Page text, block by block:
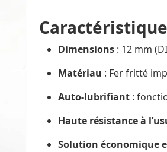
Dimensions : 12 mm
Matériau : Fer fritté
Auto-lubrifiant :
Haute résistance à
Solution économique